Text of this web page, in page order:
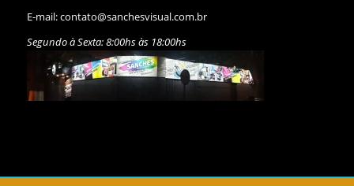
E-mail:contato@sanchesvisual.com.br
Segundo à Sexta: 8:00hs às 18:00hs